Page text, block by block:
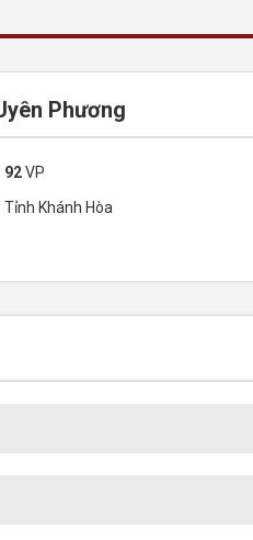
Phương
92VP
Tỉnh Khánh Hòa